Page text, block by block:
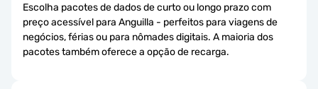
Escolha pacotes de dados de curto ou longo prazo com
preço acessível para Anguilla - perfeitos para viagens de
negócios, férias ou para nômades digitais. A maioria dos
pacotes também oferece a opção de recarga.